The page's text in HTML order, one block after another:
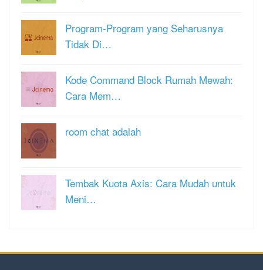
Program-Program yang Seharusnya
Tidak Di…
Kode Command Block Rumah Mewah:
Cara Mem…
room chat adalah
Tembak Kuota Axis: Cara Mudah untuk
Meni…